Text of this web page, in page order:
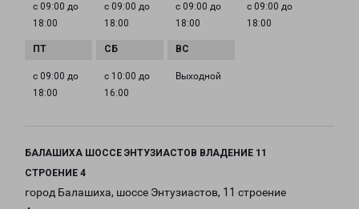
с 09:00 до
18:00
с 09:00 до
18:00
с 09:00 до
18:00
с 09:00 до
18:00
с 09:00 до
18:00
с 10:00 до
16:00
Выходной
БАЛАШИХА ШОССЕ ЭНТУЗИАСТОВ ВЛАДЕНИЕ 11
СТРОЕНИЕ 4
город Балашиха, шоссе Энтузиастов, 11 строение